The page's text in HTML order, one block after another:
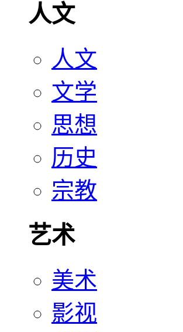
人文
人文
文学
思想
历史
宗教
艺术
美术
影视